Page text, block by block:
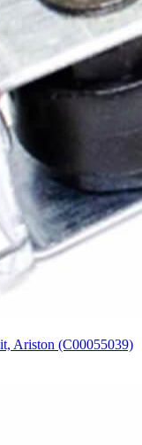
Ariston (C00055039)